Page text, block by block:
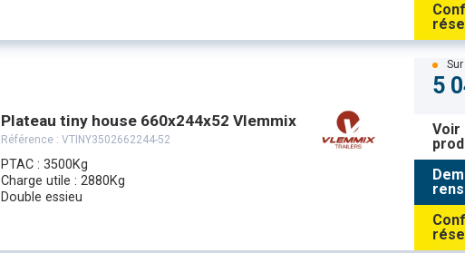
Plateau tiny house 660x244x52 Vlemmix
Référence : VTINY3502662244-52
PTAC : 3500Kg
Charge utile : 2880Kg
Double essieu
5
Voir